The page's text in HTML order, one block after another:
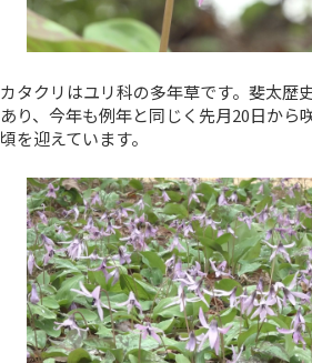
カタクリはユリ科の多年草です。斐太歴
あり、今年も例年と同じく先月20日から
頃を迎えています。